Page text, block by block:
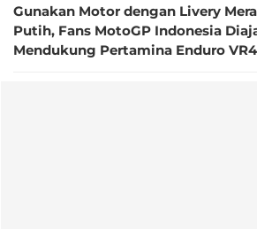
Gunakan Motor dengan Livery
Putih, Fans MotoGP Indonesia
Mendukung Pertamina Enduro